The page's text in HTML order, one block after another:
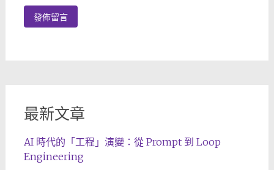
最新文章
AI 時代的「工程」演變：從 Prompt 到 Loop
Engineering